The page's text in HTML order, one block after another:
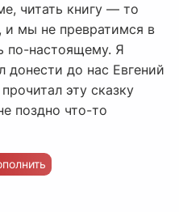
читать книгу — то
и мы не превратимся в
по-настоящему. Я
донести до нас Евгений
эту сказку
поздно что-то